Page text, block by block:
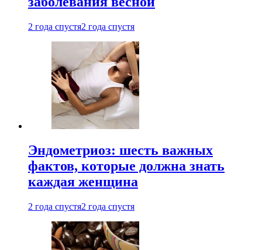
2 года спустя2 года спустя
Эндометриоз: шесть важных
фактов, которые должна знать
каждая женщина
2 года спустя2 года спустя